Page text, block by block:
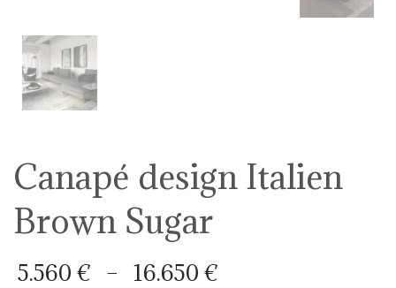
Canapé design Italien
Brown Sugar
5.560 € – 16.650 €